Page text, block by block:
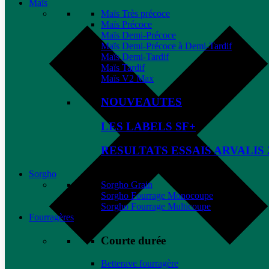
Maïs
Maïs Très précoce
Maïs Précoce
Maïs Demi-Précoce
Maïs Demi-Précoce à Demi-Tardif
Maïs Demi-Tardif
Maïs Tardif
Maïs V2 Max
NOUVEAUTES
LES LABELS SF+
RESULTATS ESSAIS ARVALIS
Sorgho
Sorgho Grain
Sorgho Fourrage Monocoupe
Sorgho Fourrage Multicoupe
Fourragères
Courte durée
Betterave fourragère